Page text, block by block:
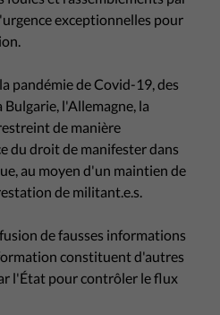
exceptionnelles pour
pandémie de Covid-19, des
Bulgarie, l'Allemagne, la
de manière
du droit de manifester dans
au moyen d'un maintien de
de militant.e.s.
de fausses informations
constituent d'autres
l'État pour contrôler le flux